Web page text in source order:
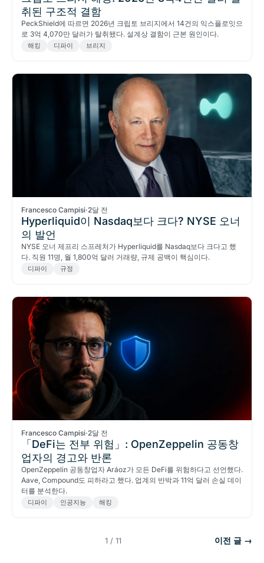
취된 구조적 결함
PeckShield에 따르면 2026년 크립토 브리지에서 14건의 익스플로잇으
로 3억 4,070만 달러가 탈취됐다. 설계상 결함이 근본 원인이다.
해킹 디파이 브리지
Francesco Campisi·2달 전
Hyperliquid이 Nasdaq보다 크다? NYSE 오너
의 발언
NYSE 오너 제프리 스프레처가 Hyperliquid를 Nasdaq보다 크다고 했
다. 직원 11명, 월 1,800억 달러 거래량, 규제 공백이 핵심이다.
디파이 규정
Francesco Campisi·2달 전
「DeFi는 전부 위험」: OpenZeppelin 공동창
업자의 경고와 반론
OpenZeppelin 공동창업자 Aráoz가 모든 DeFi를 위험하다고 선언했다.
Aave, Compound도 피하라고 했다. 업계의 반박과 11억 달러 손실 데이
터를 분석한다.
디파이 인공지능 해킹
1 / 11 이전 글 →